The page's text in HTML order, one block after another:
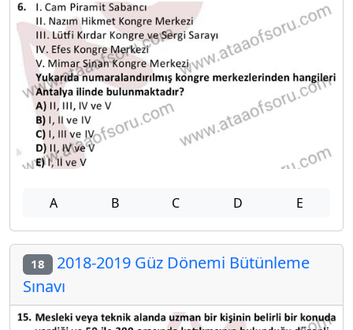
A B C D E
18 2018-2019 Güz Dönemi Bütünleme
Sınavı